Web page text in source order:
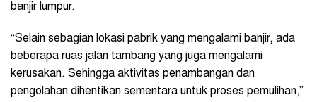
banjir lumpur.
“Selain sebagian lokasi pabrik yang mengalami banjir, ada
beberapa ruas jalan tambang yang juga mengalami
kerusakan. Sehingga aktivitas penambangan dan
pengolahan dihentikan sementara untuk proses pemulihan,”